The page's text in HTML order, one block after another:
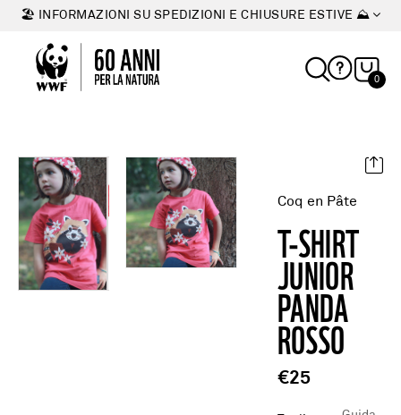
🏖 INFORMAZIONI SU SPEDIZIONI E CHIUSURE ESTIVE ⛰
0
Coq en Pâte
T-SHIRT
JUNIOR
PANDA
ROSSO
€25